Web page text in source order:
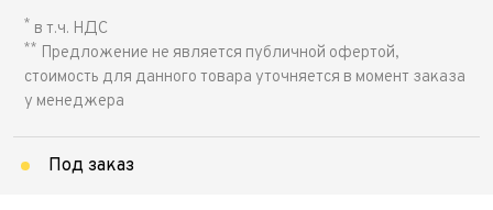
* в т.ч. НДС
** Предложение не является публичной офертой,
стоимость для данного товара уточняется в момент заказа
у менеджера
Под заказ